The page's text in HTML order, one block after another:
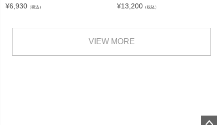
¥6,930 （税込） ¥13,200 （税込）
VIEW MORE